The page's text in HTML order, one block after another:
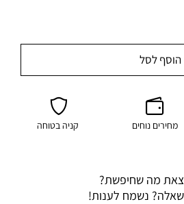
הוסף לסל
מחירים נוחים קניה בטוחה
מה שחיפשת?
נשמח לענות!